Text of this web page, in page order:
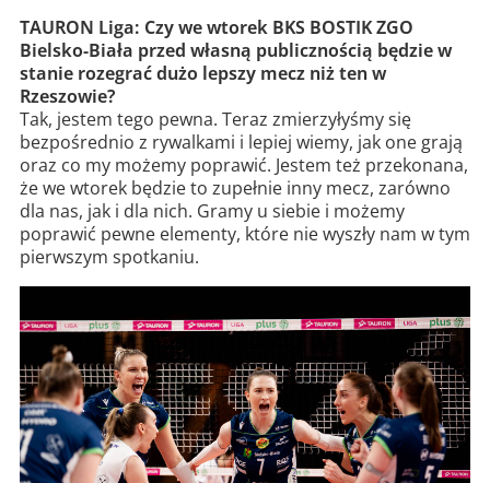
TAURON Liga: Czy we wtorek BKS BOSTIK ZGO
Bielsko-Biała przed własną publicznością będzie w
stanie rozegrać dużo lepszy mecz niż ten w
Rzeszowie?
Tak, jestem tego pewna. Teraz zmierzyłyśmy się
bezpośrednio z rywalkami i lepiej wiemy, jak one grają
oraz co my możemy poprawić. Jestem też przekonana,
że we wtorek będzie to zupełnie inny mecz, zarówno
dla nas, jak i dla nich. Gramy u siebie i możemy
poprawić pewne elementy, które nie wyszły nam w tym
pierwszym spotkaniu.